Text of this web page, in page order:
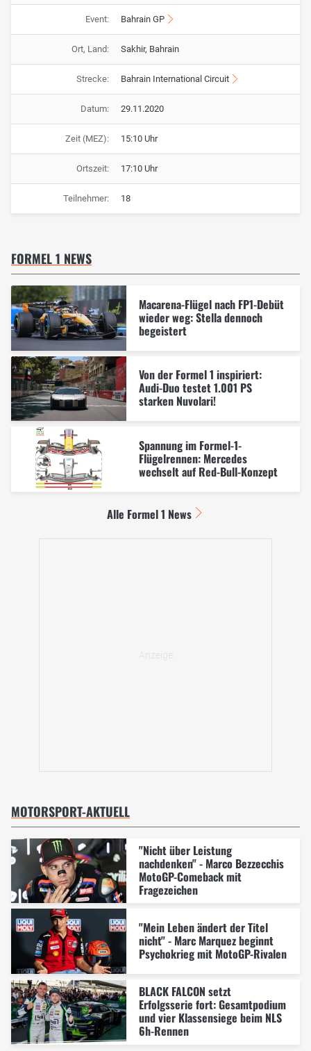
Event: Bahrain GP
Ort, Land: Sakhir, Bahrain
Strecke: Bahrain International Circuit
Datum: 29.11.2020
Zeit (MEZ): 15:10 Uhr
Ortszeit: 17:10 Uhr
Teilnehmer: 18
FORMEL 1 NEWS
Macarena-Flügel nach FP1-Debüt
wieder weg: Stella dennoch
begeistert
Von der Formel 1 inspiriert:
Audi-Duo testet 1.001 PS
starken Nuvolari!
Spannung im Formel-1-
Flügelrennen: Mercedes
wechselt auf Red-Bull-Konzept
Alle Formel 1 News
MOTORSPORT-AKTUELL
"Nicht über Leistung
nachdenken" - Marco Bezzecchis
MotoGP-Comeback mit
Fragezeichen
"Mein Leben ändert der Titel
nicht" - Marc Marquez beginnt
Psychokrieg mit MotoGP-Rivalen
BLACK FALCON setzt
Erfolgsserie fort: Gesamtpodium
und vier Klassensiege beim NLS
6h-Rennen